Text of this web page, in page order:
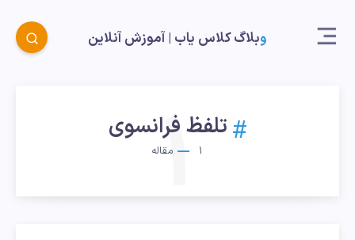
وبلاگ کلاس یاب |‌ آموزش آنلاین
تلفظ فرانسوی
1 مقاله
1